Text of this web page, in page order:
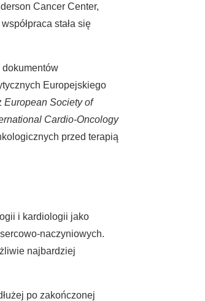
Cancer Center,
stała się
Europejskiego
European Society of
Cardio-Oncology
przed terapią
i kardiologii jako
naczyniowych.
najbardziej
po zakończonej